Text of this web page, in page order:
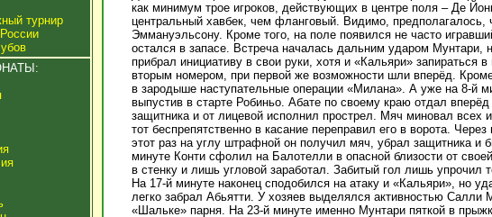
турнир
как минимум трое игроков, действующих в центре поля – Де
центральный хавбек, чем фланговый. Видимо, предполагалось,
Эммануэльсону. Кроме того, на поле появился не часто
остался в запасе. Встреча началась дальним ударом
прибрал инициативу в свои руки, хотя и «Кальяри» запираться
вторым номером, при первой же возможности шли вперёд.
в зародыше наступательные операции «Милана». А уже на 8-й
выпустив в старте Робиньо. Абате по своему краю отдал
защитника и от лицевой исполнил прострел. Мяч миновал всех
тот беспрепятственно в касание переправил его в ворота.
этот раз на углу штрафной он получил мяч, убрал защитника и
минуте Конти сфолил на Балотелли в опасной близости от
в стенку и лишь угловой заработал. Забитый гол лишь упрочил
На 17-й минуте наконец сподобился на атаку и «Кальяри», но
легко забрал Абьятти. У хозяев выделялся активностью
«Шальке» парня. На 23-й минуте именно Мунтари пяткой в